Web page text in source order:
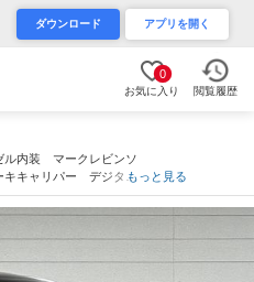
ダウンロード アプリを開く
0
お気に入り 閲覧履歴
内装 マークレビンソ
キャリパー デジタル
シートベンチレーショ
２０ＡＷ（愛知県）
もっと見る